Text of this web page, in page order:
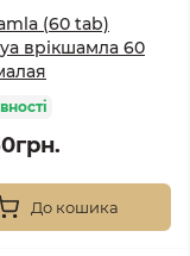
(60 tab)
врікшамла 60
До кошика